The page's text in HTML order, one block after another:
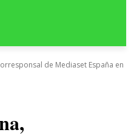
de Mediaset España en